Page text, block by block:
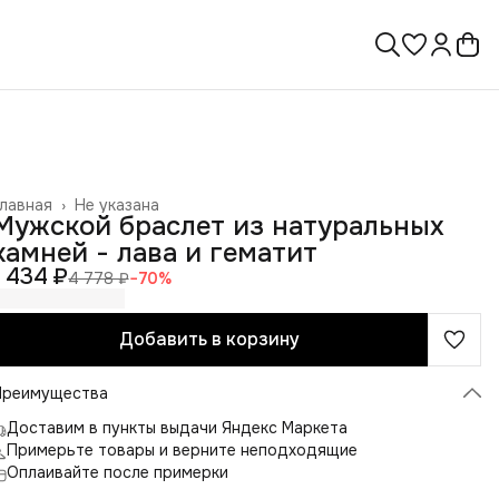
Не указана
›
браслет из натуральных
- лава и гематит
434 ₽4 778 ₽−70%
Добавить в корзину
Доставим в пункты выдачи Яндекс Маркета
Примерьте товары и верните неподходящие
Оплаивайте после примерки